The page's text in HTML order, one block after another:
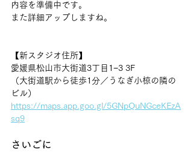
内容を準備中です。
また詳細アップしますね。
【新スタジオ住所】
愛媛県松山市大街道3丁目1−3 3F
（大街道駅から徒歩1分／うなぎ小椋の隣の
ビル）
https://maps.app.goo.gl/5GNpQuNGceKEzA
sq9
さいごに